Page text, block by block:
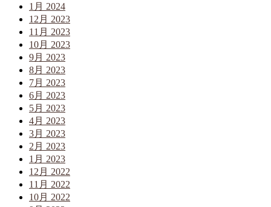
1月 2024
12月 2023
11月 2023
10月 2023
9月 2023
8月 2023
7月 2023
6月 2023
5月 2023
4月 2023
3月 2023
2月 2023
1月 2023
12月 2022
11月 2022
10月 2022